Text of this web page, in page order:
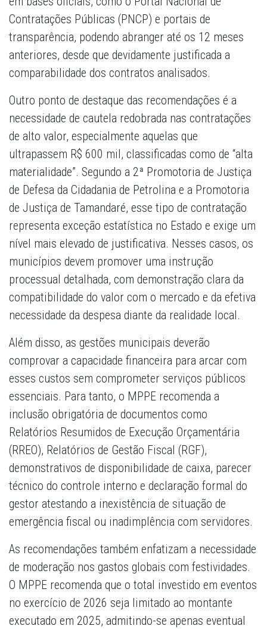
Contratações Públicas (PNCP) e portais de
transparência, podendo abranger até os 12 meses
anteriores, desde que devidamente justificada a
comparabilidade dos contratos analisados.
Outro ponto de destaque das recomendações é a
necessidade de cautela redobrada nas contratações
de alto valor, especialmente aquelas que
ultrapassem R$ 600 mil, classificadas como de “alta
materialidade”. Segundo a 2ª Promotoria de Justiça
de Defesa da Cidadania de Petrolina e a Promotoria
de Justiça de Tamandaré, esse tipo de contratação
representa exceção estatística no Estado e exige um
nível mais elevado de justificativa. Nesses casos, os
municípios devem promover uma instrução
processual detalhada, com demonstração clara da
compatibilidade do valor com o mercado e da efetiva
necessidade da despesa diante da realidade local.
Além disso, as gestões municipais deverão
comprovar a capacidade financeira para arcar com
esses custos sem comprometer serviços públicos
essenciais. Para tanto, o MPPE recomenda a
inclusão obrigatória de documentos como
Relatórios Resumidos de Execução Orçamentária
(RREO), Relatórios de Gestão Fiscal (RGF),
demonstrativos de disponibilidade de caixa, parecer
técnico do controle interno e declaração formal do
gestor atestando a inexistência de situação de
emergência fiscal ou inadimplência com servidores.
As recomendações também enfatizam a necessidade
de moderação nos gastos globais com festividades.
O MPPE recomenda que o total investido em eventos
no exercício de 2026 seja limitado ao montante
executado em 2025, admitindo-se apenas eventual